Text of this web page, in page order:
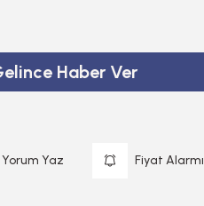
Haber Ver
Yorum Yaz Fiyat Alarmı